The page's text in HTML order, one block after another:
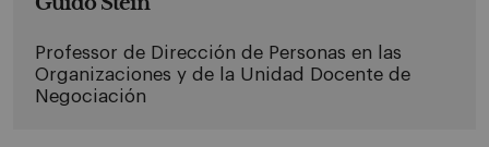
Professor de Dirección de Personas en las
Organizaciones y de la Unidad Docente de
Negociación